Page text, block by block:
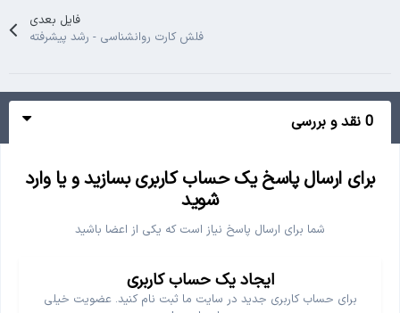
فایل بعدی
فلش کارت روانشناسی - رشد پیشرفته
0 نقد و بررسی
برای ارسال پاسخ یک حساب کاربری بسازید و یا وارد
شوید
شما برای ارسال پاسخ نیاز است که یکی از اعضا باشید
ایجاد یک حساب کاربری
برای حساب کاربری جدید در سایت ما ثبت نام کنید. عضویت خیلی